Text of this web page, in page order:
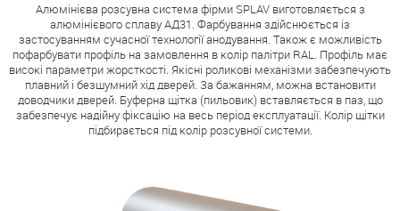
Алюмінієва розсувна система фірми SPLAV виготовляється з
алюмінієвого сплаву АД31. Фарбування здійснюється із
застосуванням сучасної технології анодування. Також є можливість
пофарбувати профіль на замовлення в колір палітри RAL. Профіль має
високі параметри жорсткості. Якісні роликові механізми забезпечують
плавний і безшумний хід дверей. За бажанням, можна встановити
доводчики дверей. Буферна щітка (пильовик) вставляється в паз, що
забезпечує надійну фіксацію на весь період експлуатації. Колір щітки
підбирається під колір розсувної системи.